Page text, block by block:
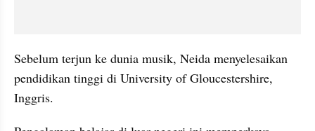
Sebelum terjun ke dunia musik, Neida menyelesaikan
pendidikan tinggi di University of Gloucestershire,
Inggris.